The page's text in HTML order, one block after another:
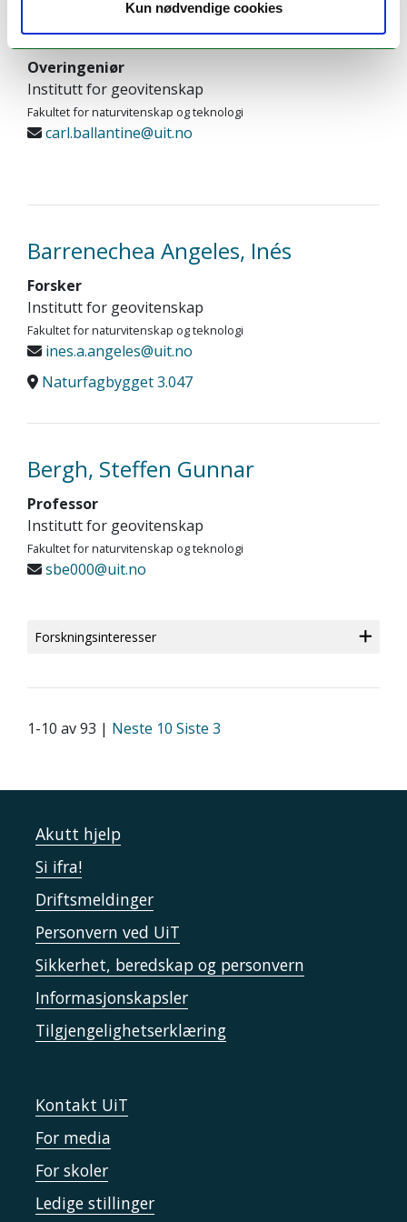
Kun nødvendige cookies
Ballantine, Carl
Overingeniør
Institutt for geovitenskap
Fakultet for naturvitenskap og teknologi
carl.ballantine@uit.no
Barrenechea Angeles, Inés
Forsker
Institutt for geovitenskap
Fakultet for naturvitenskap og teknologi
ines.a.angeles@uit.no
Naturfagbygget 3.047
Bergh, Steffen Gunnar
Professor
Institutt for geovitenskap
Fakultet for naturvitenskap og teknologi
sbe000@uit.no
Forskningsinteresser
1-10 av 93 | Neste 10 Siste 3
Akutt hjelp
Si ifra!
Driftsmeldinger
Personvern ved UiT
Sikkerhet, beredskap og personvern
Informasjonskapsler
Tilgjengelighetserklæring
Kontakt UiT
For media
For skoler
Ledige stillinger